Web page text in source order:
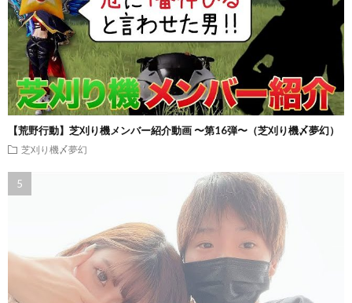
【荒野行動】芝刈り機メンバー紹介動画 〜第16弾〜（芝刈り機〆夢幻）
芝刈り機〆夢幻